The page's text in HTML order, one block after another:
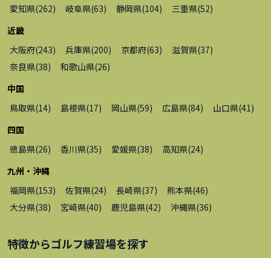
愛知県(262) 岐阜県(63) 静岡県(104) 三重県(52)
近畿
大阪府(243) 兵庫県(200) 京都府(63) 滋賀県(37)
奈良県(38) 和歌山県(26)
中国
鳥取県(14) 島根県(17) 岡山県(59) 広島県(84) 山口県(41 )
四国
徳島県(26) 香川県(35) 愛媛県(38) 高知県(24)
九州・沖縄
福岡県(153) 佐賀県(24) 長崎県(37) 熊本県(46)
大分県(38) 宮崎県(40) 鹿児島県(42) 沖縄県(36)
特徴からゴルフ練習場を探す